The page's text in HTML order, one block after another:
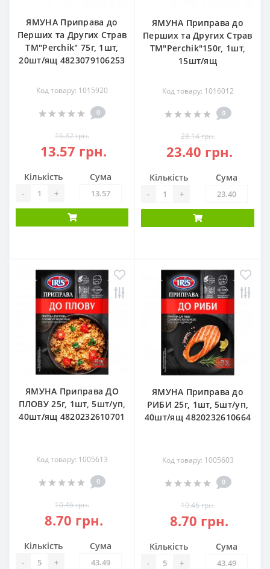
ЯМУНА Приправа до
Перших та Других Страв
ТМ"Perchik" 75г, 1шт,
20шт/ящ 4823079106253
Код товару: 1015920
0
16.32 грн.
13.57 грн.
Кількість
- +
Сума
ЯМУНА Приправа до
Перших та Других Страв
ТМ"Perchik"150г, 1шт,
15шт/ящ
Код товару: 1016012
0
28.14 грн.
23.40 грн.
Кількість
- +
Сума
ЯМУНА Приправа ДО
ПЛОВУ 25г, 1шт, 5шт/уп,
40шт/ящ 4820232610701
Код товару: 1005613
0
10.46 грн.
8.70 грн.
Кількість
- +
Сума
ЯМУНА Приправа до
РИБИ 25г, 1шт, 5шт/уп,
40шт/ящ 4820232610664
Код товару: 1005603
0
10.46 грн.
8.70 грн.
Кількість
- +
Сума